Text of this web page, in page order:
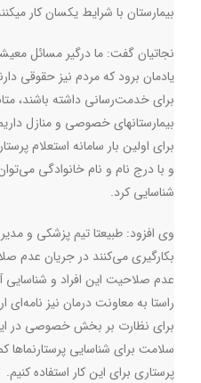
بیمارستان با شرایط یکسان کار
نجاتیان گفت: ما درگیر مسائل
یادمان برود که مردم نیز حقوقی
برای خدمت‌رسانی داشته باشند،
بیمارستانهای خصوصی و منازل
برای اولین بار سامانه استعلام
و با درج نام و نام خانوادگی
شناسایی کرد.
وی افزود: طبیعتا تیم پزشکی و
بکارگیری می‌کنند در جریان عدم
عدم صلاحیت این افراد و شناسایی
راستا به معاونت درمان نیز نامه‌ای
برای نظارت بر بخش خصوصی در
سلامت برای شناسایی پرستارنماها
پرستاری برای این کار استفاده کنیم.